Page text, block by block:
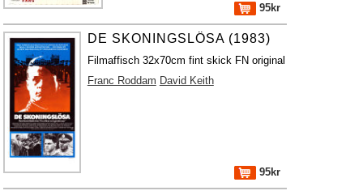
95kr
DE SKONINGSLÖSA (1983)
Filmaffisch 32x70cm fint skick FN original
Franc Roddam David Keith
95kr